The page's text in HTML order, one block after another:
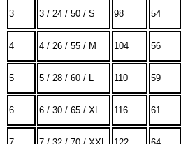
3 3 / 24 / 50 / S 98 54
4 4 / 26 / 55 / M 104 56
5 5 / 28 / 60 / L 110 59
6 6 / 30 / 65 / XL 116 61